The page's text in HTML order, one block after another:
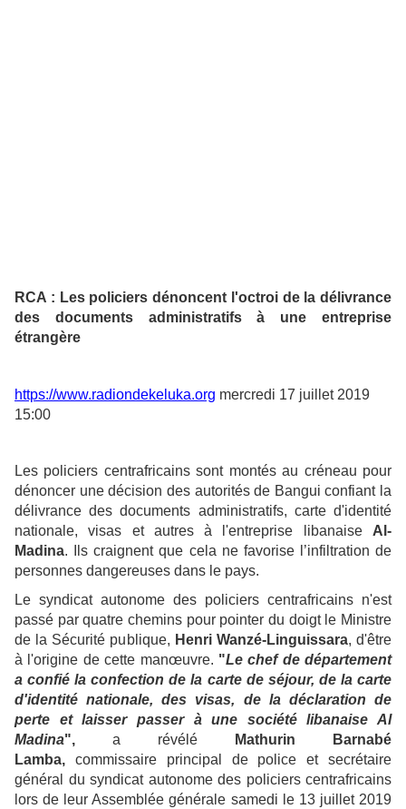
RCA : Les policiers dénoncent l'octroi de la délivrance
des documents administratifs à une entreprise
étrangère
https://www.radiondekeluka.org mercredi 17 juillet 2019
15:00
Les policiers centrafricains sont montés au créneau pour
dénoncer une décision des autorités de Bangui confiant la
délivrance des documents administratifs, carte d'identité
nationale, visas et autres à l'entreprise libanaise Al-
Madina. Ils craignent que cela ne favorise l’infiltration de
personnes dangereuses dans le pays.
Le syndicat autonome des policiers centrafricains n'est
passé par quatre chemins pour pointer du doigt le Ministre
de la Sécurité publique, Henri Wanzé-Linguissara, d'être
à l'origine de cette manœuvre. "Le chef de département
a confié la confection de la carte de séjour, de la carte
d'identité nationale, des visas, de la déclaration de
perte et laisser passer à une société libanaise Al
Madina", a révélé
Mathurin Barnabé
Lamba, commissaire principal de police et secrétaire
général du syndicat autonome des policiers centrafricains
lors de leur Assemblée générale samedi le 13 juillet 2019